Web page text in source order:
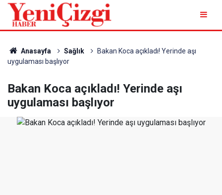
Anasayfa Sağlık
Bakan Koca açıkladı! Yerinde aşı
uygulaması başlıyor
Bakan Koca açıkladı! Yerinde aşı
uygulaması başlıyor